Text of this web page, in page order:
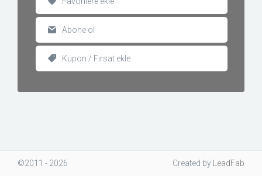
Abone ol
Kupon / Fırsat ekle
©2011 - 2026 Created by LeadFab